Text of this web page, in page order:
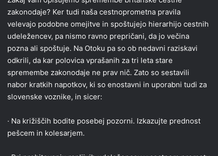
zakonodaje? Ker tudi naša cestnoprometna pravila
velevajo podobne omejitve in spoštujejo hierarhijo cestnih
udeležencev, pa nismo ravno prepričani, da jo večina
pozna ali spoštuje. Na Otoku pa so ob nedavni raziskavi
odkrili, da kar polovica vprašanih za tri leta stare
spremembe zakonodaje ne prav nič. Zato so sestavili
nabor kratkih napotkov, ki so enostavni in uporabni tudi za
slovenske voznike, in sicer:
· Na križiščih bodite posebej pozorni. Izkazujte prednost
pešcem in kolesarjem.